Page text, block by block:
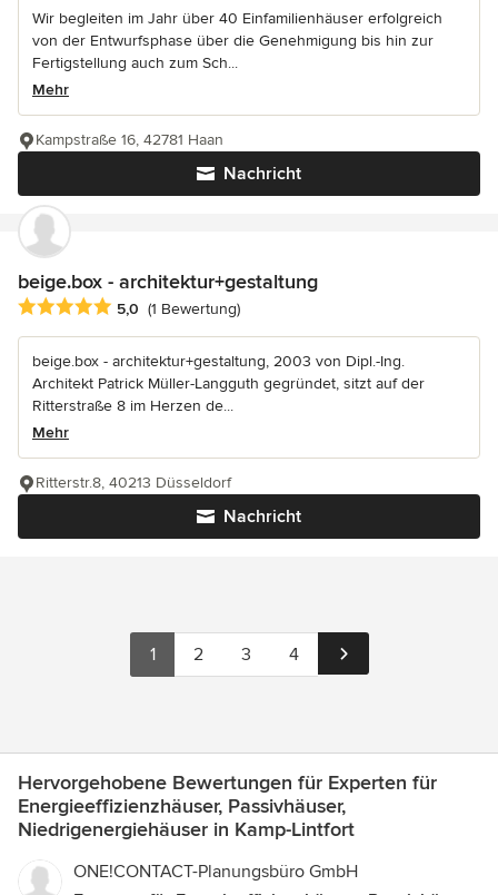
Wir begleiten im Jahr über 40 Einfamilienhäuser erfolgreich
von der Entwurfsphase über die Genehmigung bis hin zur
Fertigstellung auch zum Sch...
Mehr
Nachricht
Kampstraße 16, 42781 Haan
beige.box - architektur+gestaltung
Durchschnittliche Bewertung: 5 von 5 Sternen
5,0 (1 Bewertung)
beige.box - architektur+gestaltung, 2003 von Dipl.-Ing.
Architekt Patrick Müller-Langguth gegründet, sitzt auf der
Ritterstraße 8 im Herzen de...
Mehr
Nachricht
Ritterstr.8, 40213 Düsseldorf
1 2 3 4
Hervorgehobene Bewertungen für Experten für
Energieeffizienzhäuser, Passivhäuser,
Niedrigenergiehäuser in Kamp-Lintfort
ONE!CONTACT-Planungsbüro GmbH